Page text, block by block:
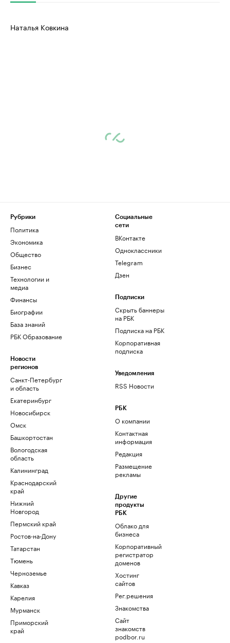
Наталья Ковкина
Рубрики
Политика
Экономика
Общество
Бизнес
Технологии и
медиа
Финансы
Биографии
База знаний
РБК Образование
Новости
регионов
Санкт-Петербург
и область
Екатеринбург
Новосибирск
Омск
Башкортостан
Вологодская
область
Калининград
Краснодарский
край
Нижний
Новгород
Пермский край
Ростов-на-Дону
Татарстан
Тюмень
Черноземье
Кавказ
Карелия
Мурманск
Приморский
край
Социальные
сети
ВКонтакте
Одноклассники
Telegram
Дзен
Подписки
Скрыть баннеры
на РБК
Подписка на РБК
Корпоративная
подписка
Уведомления
RSS Новости
РБК
О компании
Контактная
информация
Редакция
Размещение
рекламы
Другие
продукты
РБК
Облако для
бизнеса
Корпоративный
регистратор
доменов
Хостинг
сайтов
Рег.решения
Знакомства
Сайт
знакомств
podbor.ru